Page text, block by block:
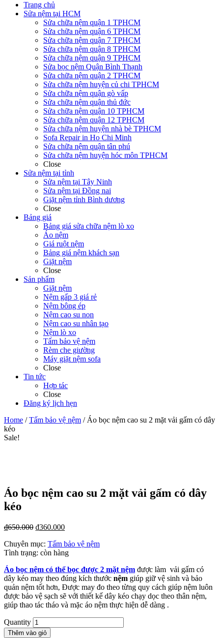
Trang chủ
Sửa nệm tại HCM
Sửa chữa nệm quận 1 TPHCM
Sửa chữa nệm quận 6 TPHCM
Sửa chữa nệm quận 7 TPHCM
Sửa chữa nệm quận 8 TPHCM
Sửa chữa nệm quận 9 TPHCM
Sửa bọc nệm Quận Bình Thạnh
Sửa chữa nệm quận 2 TPHCM
Sửa chữa nệm huyện củ chi TPHCM
Sửa chữa nệm quận gò vấp
Sửa chữa nệm quận thủ đức
Sửa chữa nệm quận 10 TPHCM
Sửa chữa nệm quận 12 TPHCM
Sửa chữa nệm huyện nhà bè TPHCM
Sofa Repair in Ho Chi Minh
Sửa chữa nệm quận tân phú
Sửa chữa nệm huyện hóc môn TPHCM
Close
Sửa nệm tại tỉnh
Sửa nệm tại Tây Ninh
Sửa nệm tại Đồng nai
Giặt nệm tỉnh Bình dương
Close
Bảng giá
Bảng giá sửa chữa nệm lò xo
Áo nệm
Giá ruột nệm
Bảng giá nệm khách sạn
Giặt nệm
Close
Sản phẩm
Giặt nệm
Nệm gấp 3 giá rẻ
Nệm bông ép
Nệm cao su non
Nệm cao su nhân tạo
Nệm lò xo
Tấm bảo vệ nệm
Rèm che giường
Máy giặt nệm sofa
Close
Tin tức
Hợp tác
Close
Đăng ký lịch hẹn
Home /Tấm bảo vệ nệm / Áo bọc nệm cao su 2 mặt vải gấm có dây
kéo
Sale!
Áo bọc nệm cao su 2 mặt vải gấm có dây
kéo
₫650.000 ₫360.000
Chuyên mục: Tấm bảo vệ nệm
Tình trạng: còn hàng
Áo bọc nệm có thể bọc được 2 mặt nệm được làm vải gấm có
dây kéo may theo đúng kích thước nệm giúp giữ vệ sinh và bảo
quản nệm tốt hơn, Được may đo theo từng quy cách giúp nệm luôn
được bảo vệ sạch sẽ với thiết kế dây kéo chạy dọc theo thân nệm,
giúp thao tác tháo và mặc áo nệm thực hiện dễ dàng .
Quantity
Thêm vào giỏ